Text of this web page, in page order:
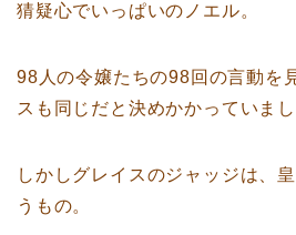
猜疑心でいっぱいのノエル。
98人の令嬢たちの98回の言動を
スも同じだと決めかかっていまし
しかしグレイスのジャッジは、
うもの。